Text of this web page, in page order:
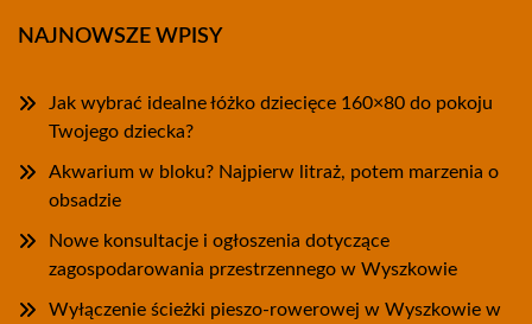
NAJNOWSZE WPISY
Jak wybrać idealne łóżko dziecięce 160×80 do pokoju
Twojego dziecka?
Akwarium w bloku? Najpierw litraż, potem marzenia o
obsadzie
Nowe konsultacje i ogłoszenia dotyczące
zagospodarowania przestrzennego w Wyszkowie
Wyłączenie ścieżki pieszo-rowerowej w Wyszkowie w